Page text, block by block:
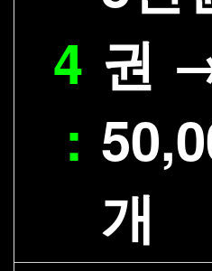
4
:
권
개